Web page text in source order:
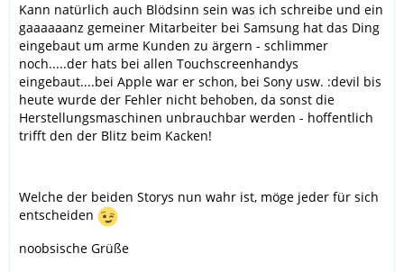
Kann natürlich auch Blödsinn sein was ich schreibe und ein
gaaaaaanz gemeiner Mitarbeiter bei Samsung hat das Ding
eingebaut um arme Kunden zu ärgern - schlimmer
noch.....der hats bei allen Touchscreenhandys
eingebaut....bei Apple war er schon, bei Sony usw. :devil bis
heute wurde der Fehler nicht behoben, da sonst die
Herstellungsmaschinen unbrauchbar werden - hoffentlich
trifft den der Blitz beim Kacken!
Welche der beiden Storys nun wahr ist, möge jeder für sich
entscheiden
noobsische Grüße